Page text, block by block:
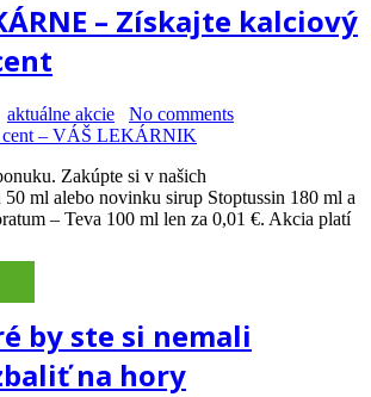
– Získajte kalciový
aktuálne akcie No comments
Zakúpte si v našich
50 ml alebo novinku sirup Stoptussin 180 ml a
– Teva 100 ml len za 0,01 €. Akcia platí
by ste si nemali
na hory